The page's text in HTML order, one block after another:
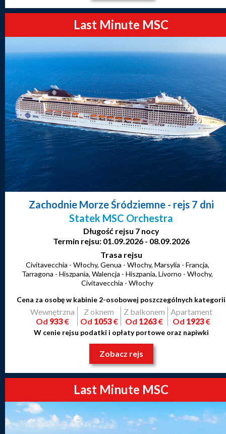
Last Minute MSC
Zachodnie Morze Śródziemne- rejs 7 dni
Statek MSC Orchestra
Długość rejsu 7 nocy
Termin rejsu: 01.09.2026 - 08.09.2026
Trasa rejsu
Civitavecchia - Włochy, Genua - Włochy, Marsylia - Francja,
Tarragona - Hiszpania, Walencja - Hiszpania, Livorno - Włochy,
Civitavecchia - Włochy
Cena za osobę w kabinie 2-osobowej poszczególnych kategorii
Wewnętrzna
Od 933€
Z oknem
Od 1053€
Z balkonem
Od 1263€
Apartament
Od 1923€
W cenie rejsu podatki i opłaty portowe oraz napiwki
Zobacz rejs
Last Minute MSC